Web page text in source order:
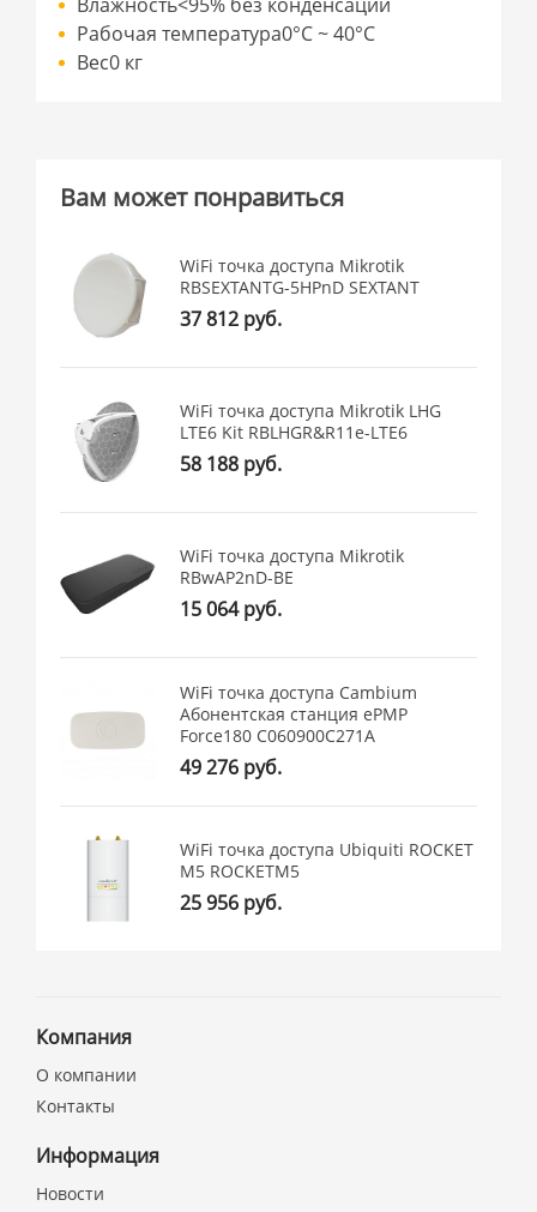
Рабочая температура0°С ~ 40°С
Вес0 кг
Вам может понравиться
WiFi точка доступа Mikrotik
RBSEXTANTG-5HPnD SEXTANT
37 812 руб.
WiFi точка доступа Mikrotik LHG
LTE6 Kit RBLHGR&R11e-LTE6
58 188 руб.
WiFi точка доступа Mikrotik
RBwAP2nD-BE
15 064 руб.
WiFi точка доступа Cambium
Абонентская станция ePMP
Force180 C060900C271A
49 276 руб.
WiFi точка доступа Ubiquiti ROCKET
M5 ROCKETM5
25 956 руб.
Компания
О компании
Контакты
Информация
Новости